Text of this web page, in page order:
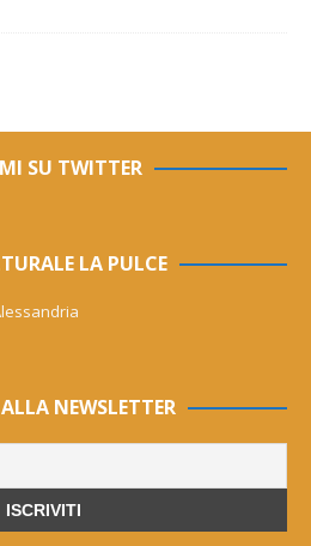
SU TWITTER
LA PULCE
NEWSLETTER